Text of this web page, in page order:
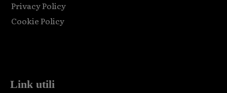
Privacy Policy
Cookie Policy
Link utili